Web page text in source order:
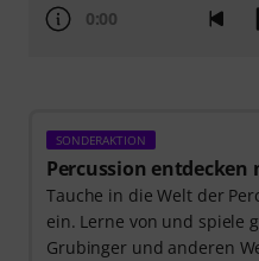
0:00
SONDERAKTION
Percussion entdecken
Tauche in die Welt der
ein. Lerne von und spiele
Grubinger und anderen